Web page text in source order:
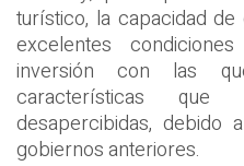
turístico, la capacidad
excelentes
inversión con las
características
desapercibidas,
gobiernos anteriores.